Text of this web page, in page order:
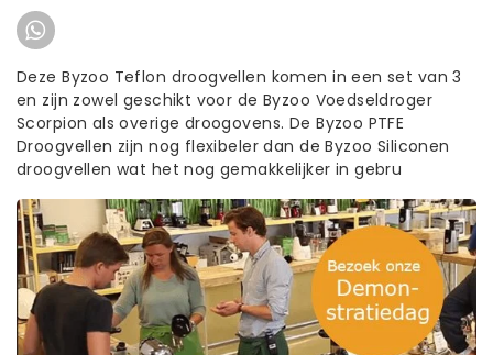
Deze Byzoo Teflon droogvellen komen in een set van 3
en zijn zowel geschikt voor de Byzoo Voedseldroger
Scorpion als overige droogovens. De Byzoo PTFE
Droogvellen zijn nog flexibeler dan de Byzoo Siliconen
droogvellen wat het nog gemakkelijker in gebru